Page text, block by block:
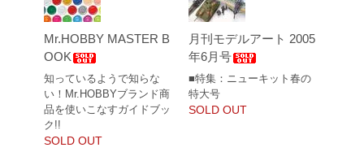
Mr.HOBBY MASTER B
OOK
知っているようで知らな
い！Mr.HOBBYブランド商
品を使いこなすガイドブッ
ク!!
SOLD OUT
月刊モデルアート 2005
年6月号
■特集：ニューキット春の
特大号
SOLD OUT